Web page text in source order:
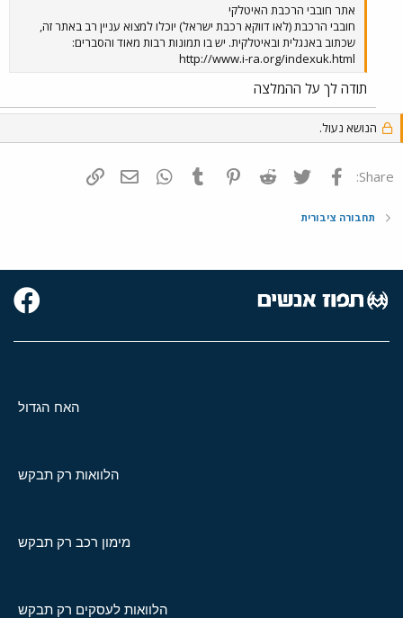
אתר חובבי הרכבת האיטלקי
חובבי הרכבת (לאו דווקא רכבת ישראל) יוכלו למצוא עניין רב באתר זה,
שכתוב באנגלית ובאיטלקית. יש בו תמונות רבות מאוד והסברים:
http://www.i-ra.org/indexuk.html
תודה לך על ההמלצה
הנושא נעול.
Share: פייסבוק Twitter
Reddit
Pinterest
Tumblr
WhatsAppדואר אלקטרוני
תחבורה ציבורית
האח הגדול
הלוואות רק תבקש
מימון רכב רק תבקש
הלוואות לעסקים רק תבקש